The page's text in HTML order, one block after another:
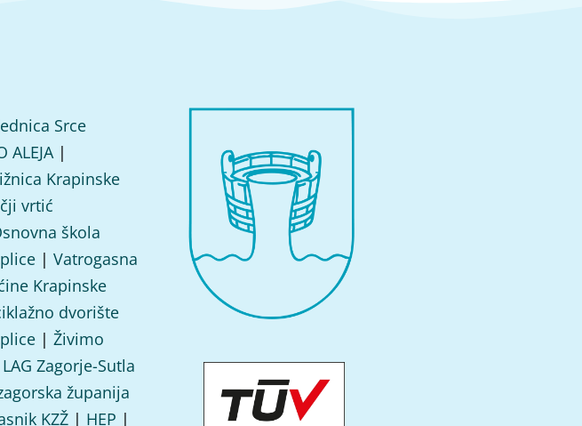
Srce
ALEJA|
Krapinske
vrtić
škola
| Vatrogasna
Krapinske
dvorište
| Živimo
LAG Zagorje-Sutla
županija
KZŽ | HEP |